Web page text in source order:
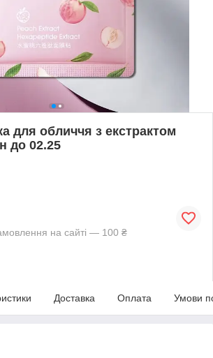
для обличчя з екстрактом
до 02.25
на сайті — 100 ₴
Доставка Оплата Умови